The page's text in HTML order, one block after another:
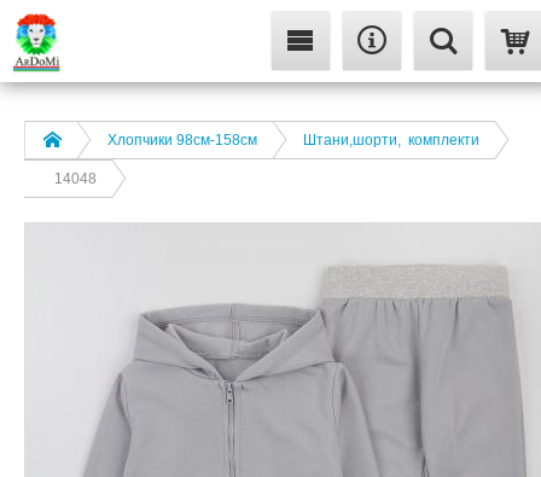
Хлопчики 98см-158см Штани,шорти, комплекти
14048